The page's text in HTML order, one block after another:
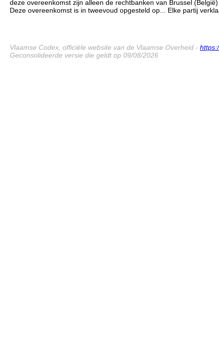
deze overeenkomst zijn alleen de rechtbanken van Brussel
Deze overeenkomst is in tweevoud opgesteld op... Elke partij
Vlaamse Codex, officiële website van de Vlaamse Overheid -
Geconsolideerde versie die geldt op 09/08/2026